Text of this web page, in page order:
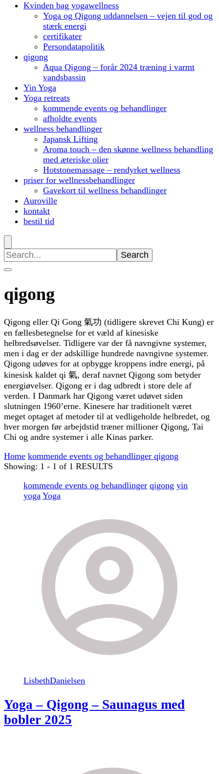
Kvinden bag yogawellness
Yoga og Qigong uddannelsen – vejen til god og
stærk energi
certifikater
Persondatapolitik
qigong
Aqua Qigong – forår 2024 træning i varmt
vandsbassin
Yin Yoga
Yoga retreats
kommende events og behandlinger
afholdte events
wellness behandlinger
Japansk Lifting
Aroma touch – den skønne wellness behandling
med æteriske olier
Hotstonemassage – rendyrket wellness
priser for wellnessbehandlinger
Gavekort til wellness behandlinger
Auroville
kontakt
bestil tid
Search
for:
qigong
Qigong eller Qi Gong 氣功 (tidligere skrevet Chi Kung) er
en fællesbetegnelse for et væld af kinesiske
helbredsøvelser. Tidligere var der få navngivne systemer,
men i dag er der adskillige hundrede navngivne systemer.
Qigong udøves for at opbygge kroppens indre energi, på
kinesisk kaldet qi 氣, deraf navnet Qigong som betyder
energiøvelser. Qigong er i dag udbredt i store dele af
verden. I Danmark har Qigong været udøvet siden
slutningen 1960’erne. Kinesere har traditionelt været
meget optaget af metoder til at vedligeholde helbredet, og
hver morgen før arbejdstid træner millioner Qigong, Tai
Chi og andre systemer i alle Kinas parker.
Home kommende events og behandlinger qigong
Showing: 1 - 1 of 1 RESULTS
kommende events og behandlinger qigong yin
yoga Yoga
LisbethDanielsen
Yoga – Qigong – Saunagus med
bobler 2025